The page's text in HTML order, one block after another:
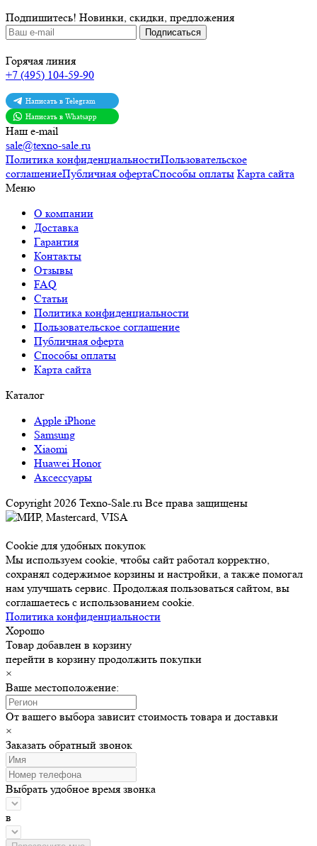
Подпишитесь! Новинки, скидки, предложения
Горячая линия
+7 (495) 104-59-90
Написать в Telegram
Написать в Whatsapp
Наш e-mail
sale@texno-sale.ru
Политика конфиденциальностиПользовательское
соглашениеПубличная офертаСпособы оплаты Карта сайта
Меню
О компании
Доставка
Гарантия
Контакты
Отзывы
FAQ
Статьи
Политика конфиденциальности
Пользовательское соглашение
Публичная оферта
Способы оплаты
Карта сайта
Каталог
Apple iPhone
Samsung
Xiaomi
Huawei Honor
Аксессуары
Copyright 2026 Texno-Sale.ru Все права защищены
Cookie для удобных покупок
Мы используем cookie, чтобы сайт работал корректно,
сохранял содержимое корзины и настройки, а также помогал
нам улучшать сервис. Продолжая пользоваться сайтом, вы
соглашаетесь с использованием cookie.
Политика конфиденциальности
Хорошо
Товар добавлен в корзину
перейти в корзину продолжить покупки
×
Ваше местоположение:
От вашего выбора зависит стоимость товара и доставки
×
Заказать обратный звонок
Выбрать удобное время звонка
в